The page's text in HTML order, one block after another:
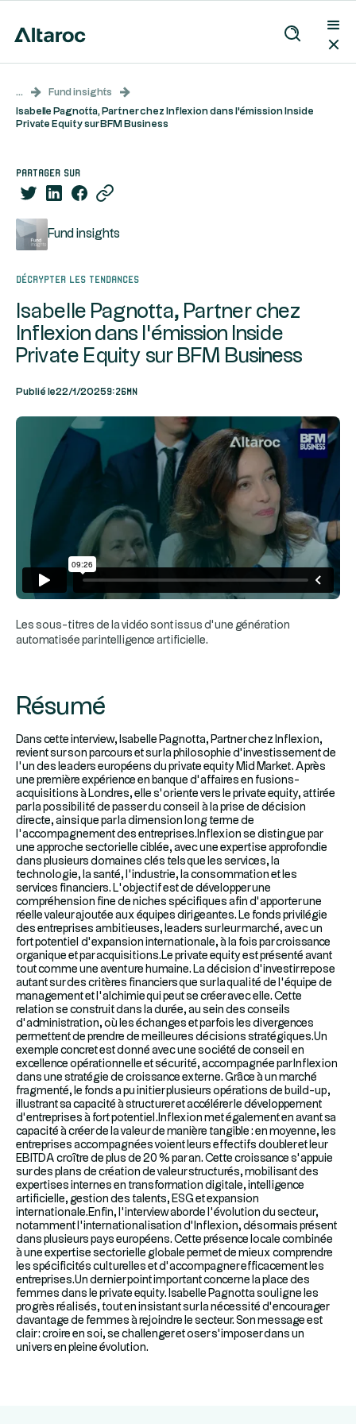
...
Fund insights
Isabelle Pagnotta, Partner chez Inflexion dans l'émission Inside
Private Equity sur BFM Business
partager sur
Fund insights
Décrypter les tendances
Isabelle Pagnotta, Partner chez
Inflexion dans l'émission Inside
Private Equity sur BFM Business
Publié le22/1/20259:26mn
Les sous-titres de la vidéo sont issus d’une génération
automatisée par intelligence artificielle.
Résumé
Dans cette interview, Isabelle Pagnotta, Partner chez Inflexion,
revient sur son parcours et sur la philosophie d’investissement de
l’un des leaders européens du private equity Mid Market. Après
une première expérience en banque d’affaires en fusions-
acquisitions à Londres, elle s’oriente vers le private equity, attirée
par la possibilité de passer du conseil à la prise de décision
directe, ainsi que par la dimension long terme de
l’accompagnement des entreprises.Inflexion se distingue par
une approche sectorielle ciblée, avec une expertise approfondie
dans plusieurs domaines clés tels que les services, la
technologie, la santé, l’industrie, la consommation et les
services financiers. L’objectif est de développer une
compréhension fine de niches spécifiques afin d’apporter une
réelle valeur ajoutée aux équipes dirigeantes. Le fonds privilégie
des entreprises ambitieuses, leaders sur leur marché, avec un
fort potentiel d’expansion internationale, à la fois par croissance
organique et par acquisitions.Le private equity est présenté avant
tout comme une aventure humaine. La décision d’investir repose
autant sur des critères financiers que sur la qualité de l’équipe de
management et l’alchimie qui peut se créer avec elle. Cette
relation se construit dans la durée, au sein des conseils
d’administration, où les échanges et parfois les divergences
permettent de prendre de meilleures décisions stratégiques.Un
exemple concret est donné avec une société de conseil en
excellence opérationnelle et sécurité, accompagnée par Inflexion
dans une stratégie de croissance externe. Grâce à un marché
fragmenté, le fonds a pu initier plusieurs opérations de build-up,
illustrant sa capacité à structurer et accélérer le développement
d’entreprises à fort potentiel.Inflexion met également en avant sa
capacité à créer de la valeur de manière tangible : en moyenne, les
entreprises accompagnées voient leurs effectifs doubler et leur
EBITDA croître de plus de 20 % par an. Cette croissance s’appuie
sur des plans de création de valeur structurés, mobilisant des
expertises internes en transformation digitale, intelligence
artificielle, gestion des talents, ESG et expansion
internationale.Enfin, l’interview aborde l’évolution du secteur,
notamment l’internationalisation d’Inflexion, désormais présent
dans plusieurs pays européens. Cette présence locale combinée
à une expertise sectorielle globale permet de mieux comprendre
les spécificités culturelles et d’accompagner efficacement les
entreprises.Un dernier point important concerne la place des
femmes dans le private equity. Isabelle Pagnotta souligne les
progrès réalisés, tout en insistant sur la nécessité d’encourager
davantage de femmes à rejoindre le secteur. Son message est
clair : croire en soi, se challenger et oser s’imposer dans un
univers en pleine évolution.